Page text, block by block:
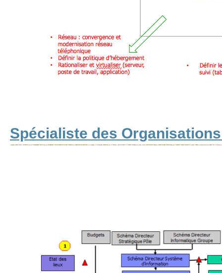
Spécialiste des